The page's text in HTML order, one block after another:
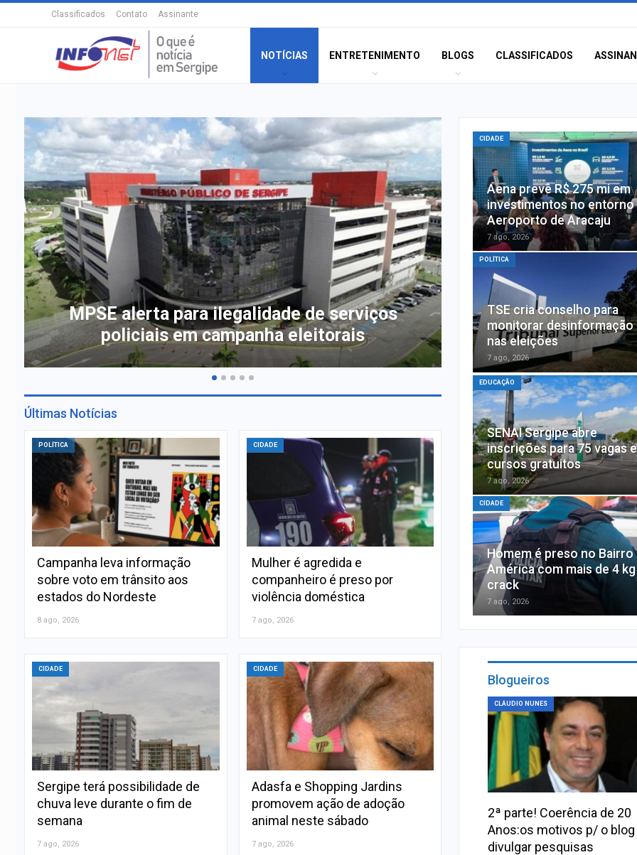
Classificados Contato Assinante
NOTÍCIAS ENTRETENIMENTO BLOGS CLASSIFICADOS
MPSE alerta para ilegalidade de serviços
policiais em campanha eleitorais
Últimas Notícias
POLÍTICA
Campanha leva informação
sobre voto em trânsito aos
estados do Nordeste
8 ago, 2026
CIDADE
Mulher é agredida e
companheiro é preso por
violência doméstica
7 ago, 2026
CIDADE
Sergipe terá possibilidade de
chuva leve durante o fim de
semana
7 ago, 2026
CIDADE
Adasfa e Shopping Jardins
promovem ação de adoção
animal neste sábado
7 ago, 2026
CIDADE
Aena prevê R$ 275 mi em
investimentos no entorno
Aeroporto de Aracaju
7 ago, 2026
POLÍTICA
TSE cria conselho para
monitorar desinformação
nas eleições
7 ago, 2026
EDUCAÇÃO
SENAI Sergipe abre
inscrições para 75 vagas
cursos gratuitos
7 ago, 2026
CIDADE
Homem é preso no Bairro
América com mais de 4
crack
7 ago, 2026
Blogueiros
CLÁUDIO NUNES
2ª parte! Coerência de 20
Anos:os motivos p/ o blog
divulgar pesquisas